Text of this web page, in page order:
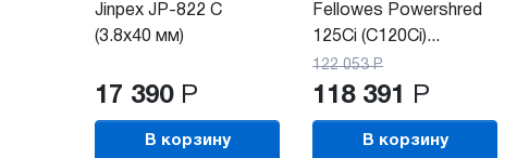
Jinpex JP-822 C
(3.8x40 мм)
17 390 Р
В корзину
Fellowes Powershred
125Ci (C120Ci)...
122 053 Р
118 391 Р
В корзину